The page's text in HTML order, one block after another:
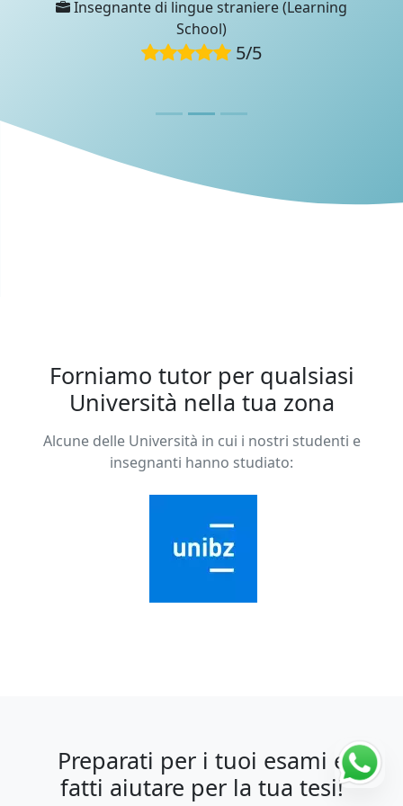
School)
5/5
Questa recensione è stata scritta da un membro del
team di UniProf durante un colloquio di verifica.
Forniamo tutor per qualsiasi
Università nella tua zona
Alcune delle Università in cui i nostri studenti e
insegnanti hanno studiato:
Preparati per i tuoi esami e
fatti aiutare per la tua tesi!